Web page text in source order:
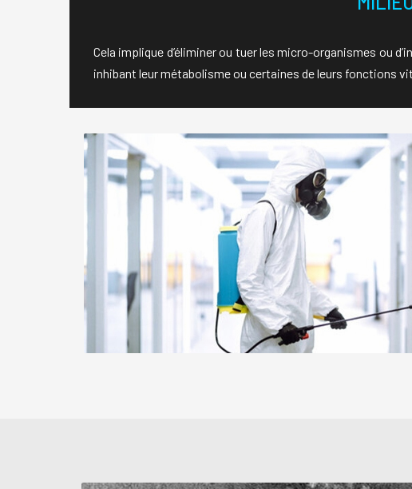
Cela implique d’éliminer ou tuer les micro-organismes ou
inhibant leur métabolisme ou certaines de leurs fonctions